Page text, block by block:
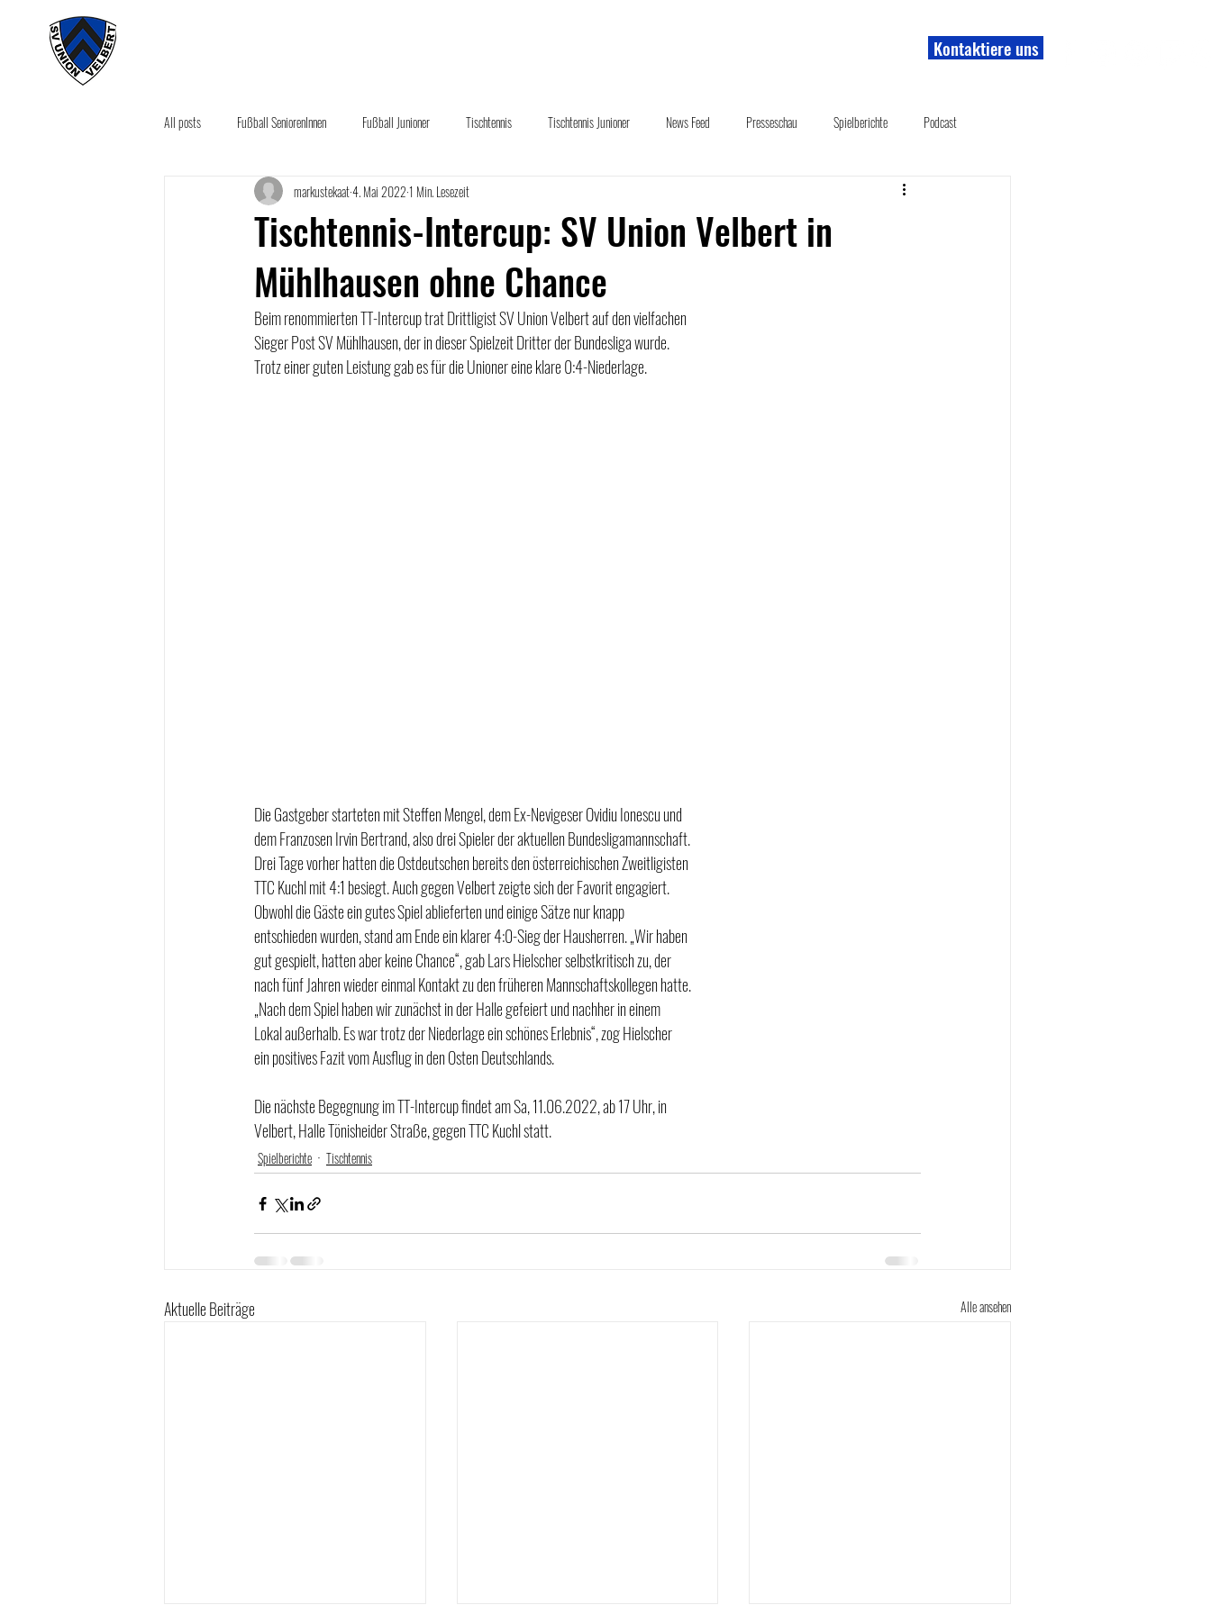
Kontaktiere uns
All posts Fußball SeniorenInnen Fußball Junioner Tischtennis Tischtennis Junioner News Feed Presseschau Spielberichte Podcast
Sponsoring News Secound Hand
Tischtennis-Intercup: SV Union Velbert in
Mühlhausen ohne Chance
markustekaat4. Mai 20221 Min. Lesezeit
Beim renommierten TT-Intercup trat Drittligist SV Union Velbert auf den vielfachen
Sieger Post SV Mühlhausen, der in dieser Spielzeit Dritter der Bundesliga wurde.
Trotz einer guten Leistung gab es für die Unioner eine klare 0:4-Niederlage.
Die Gastgeber starteten mit Steffen Mengel, dem Ex-Nevigeser Ovidiu Ionescu und
dem Franzosen Irvin Bertrand, also drei Spieler der aktuellen Bundesligamannschaft.
Drei Tage vorher hatten die Ostdeutschen bereits den österreichischen Zweitligisten
TTC Kuchl mit 4:1 besiegt. Auch gegen Velbert zeigte sich der Favorit engagiert.
Obwohl die Gäste ein gutes Spiel ablieferten und einige Sätze nur knapp
entschieden wurden, stand am Ende ein klarer 4:0-Sieg der Hausherren. „Wir haben
gut gespielt, hatten aber keine Chance“, gab Lars Hielscher selbstkritisch zu, der
nach fünf Jahren wieder einmal Kontakt zu den früheren Mannschaftskollegen hatte.
„Nach dem Spiel haben wir zunächst in der Halle gefeiert und nachher in einem
Lokal außerhalb. Es war trotz der Niederlage ein schönes Erlebnis“, zog Hielscher
ein positives Fazit vom Ausflug in den Osten Deutschlands.
Die nächste Begegnung im TT-Intercup findet am Sa, 11.06.2022, ab 17 Uhr, in
Velbert, Halle Tönisheider Straße, gegen TTC Kuchl statt.
Spielberichte Tischtennis
Aktuelle Beiträge Alle ansehen